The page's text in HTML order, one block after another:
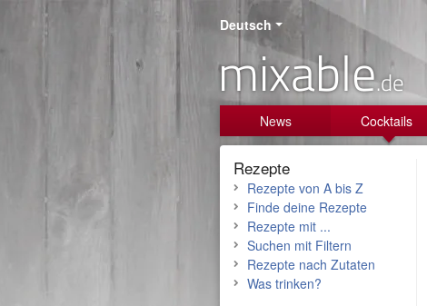
Deutsch
mixable.de
News Cocktails
Rezepte
Rezepte von A bis Z
Finde deine Rezepte
Rezepte mit ...
Suchen mit Filtern
Rezepte nach Zutaten
Was trinken?